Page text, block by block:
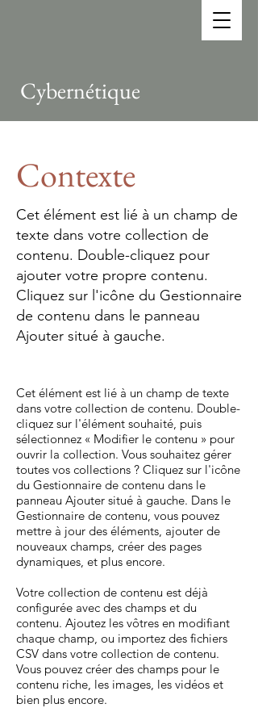
Cybernétique
Contexte
Cet élément est lié à un champ de
texte dans votre collection de
contenu. Double-cliquez pour
ajouter votre propre contenu.
Cliquez sur l'icône du Gestionnaire
de contenu dans le panneau
Ajouter situé à gauche.
Cet élément est lié à un champ de texte
dans votre collection de contenu. Double-
cliquez sur l'élément souhaité, puis
sélectionnez « Modifier le contenu » pour
ouvrir la collection. Vous souhaitez gérer
toutes vos collections ? Cliquez sur l'icône
du Gestionnaire de contenu dans le
panneau Ajouter situé à gauche. Dans le
Gestionnaire de contenu, vous pouvez
mettre à jour des éléments, ajouter de
nouveaux champs, créer des pages
dynamiques, et plus encore.
Votre collection de contenu est déjà
configurée avec des champs et du
contenu. Ajoutez les vôtres en modifiant
chaque champ, ou importez des fichiers
CSV dans votre collection de contenu.
Vous pouvez créer des champs pour le
contenu riche, les images, les vidéos et
bien plus encore.